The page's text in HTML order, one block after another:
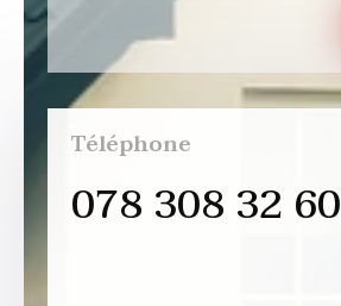
Téléphone
078 308 32 60